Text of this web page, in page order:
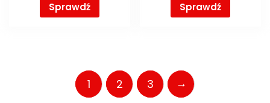
Sprawdź
Sprawdź
1 2 3 →